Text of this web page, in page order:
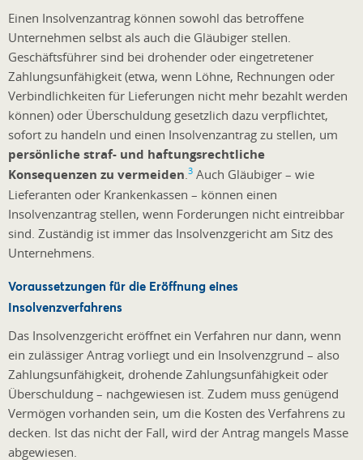
Einen Insolvenzantrag können sowohl das betroffene
Unternehmen selbst als auch die Gläubiger stellen.
Geschäftsführer sind bei drohender oder eingetretener
Zahlungsunfähigkeit (etwa, wenn Löhne, Rechnungen oder
Verbindlichkeiten für Lieferungen nicht mehr bezahlt werden
können) oder Überschuldung gesetzlich dazu verpflichtet,
sofort zu handeln und einen Insolvenzantrag zu stellen, um
persönliche straf- und haftungsrechtliche
Konsequenzen zu vermeiden.3 Auch Gläubiger – wie
Lieferanten oder Krankenkassen – können einen
Insolvenzantrag stellen, wenn Forderungen nicht eintreibbar
sind. Zuständig ist immer das Insolvenzgericht am Sitz des
Unternehmens.
Voraussetzungen für die Eröffnung eines
Insolvenzverfahrens
Das Insolvenzgericht eröffnet ein Verfahren nur dann, wenn
ein zulässiger Antrag vorliegt und ein Insolvenzgrund – also
Zahlungsunfähigkeit, drohende Zahlungsunfähigkeit oder
Überschuldung – nachgewiesen ist. Zudem muss genügend
Vermögen vorhanden sein, um die Kosten des Verfahrens zu
decken. Ist das nicht der Fall, wird der Antrag mangels Masse
abgewiesen.